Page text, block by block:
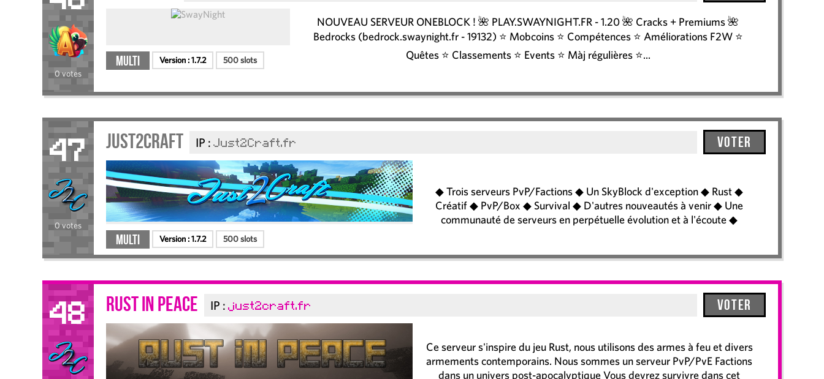
0 votes
Multi Version :1.7.2 500 slots
NOUVEAU SERVEUR ONEBLOCK ! 🌺 PLAY.SWAYNIGHT.FR - 1.20 🌺 Cracks + Premiums 🌺
Bedrocks (bedrock.swaynight.fr - 19132) ⭐ Mobcoins ⭐ Compétences ⭐ Améliorations F2W ⭐
Quêtes ⭐ Classements ⭐ Events ⭐ Màj régulières ⭐...
47
0 votes
Just2Craft IP : Just2Craft.fr Voter
Multi Version :1.7.2 500 slots
◆ Trois serveurs PvP/Factions ◆ Un SkyBlock d'exception ◆ Rust ◆
Créatif ◆ PvP/Box ◆ Survival ◆ D'autres nouveautés à venir ◆ Une
communauté de serveurs en perpétuelle évolution et à l'écoute ◆
48 Rust In Peace IP : just2craft.fr Voter
Ce serveur s'inspire du jeu Rust, nous utilisons des armes à feu et divers
armements contemporains. Nous sommes un serveur PvP/PvE Factions
dans un univers post-apocalyptique Vous devrez survivre dans cet